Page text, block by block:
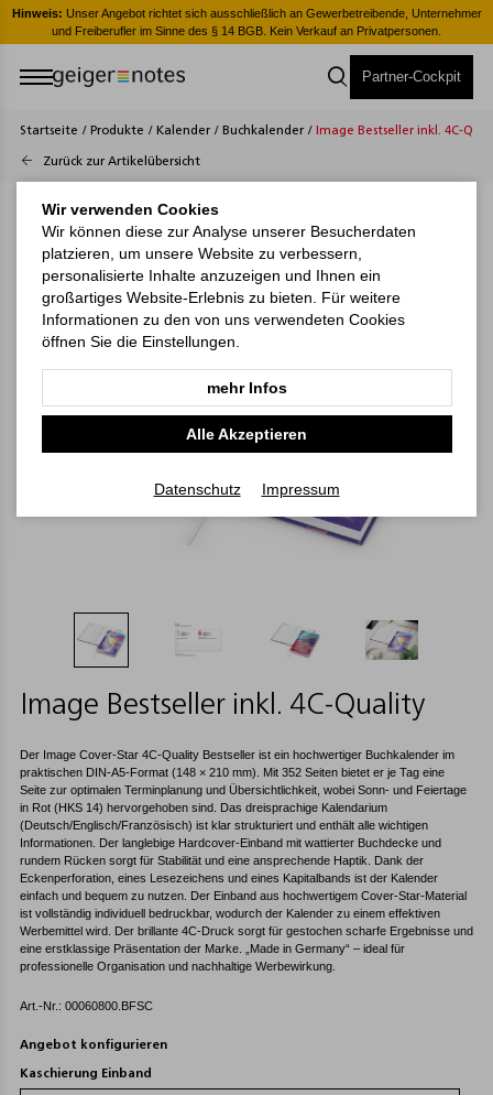
Hinweis: Unser Angebot richtet sich ausschließlich an Gewerbetreibende, Unternehmer
und Freiberufler im Sinne des § 14 BGB. Kein Verkauf an Privatpersonen.
Partner-Cockpit
Startseite / Produkte / Kalender / Buchkalender / Image Bestseller inkl. 4C-
Zurück zur Artikelübersicht
Image Bestseller inkl. 4C-Quality
Der Image Cover-Star 4C-Quality Bestseller ist ein hochwertiger Buchkalender im
praktischen DIN-A5-Format (148 × 210 mm). Mit 352 Seiten bietet er je Tag eine
Seite zur optimalen Terminplanung und Übersichtlichkeit, wobei Sonn- und Feiertage
in Rot (HKS 14) hervorgehoben sind. Das dreisprachige Kalendarium
(Deutsch/Englisch/Französisch) ist klar strukturiert und enthält alle wichtigen
Informationen. Der langlebige Hardcover-Einband mit wattierter Buchdecke und
rundem Rücken sorgt für Stabilität und eine ansprechende Haptik. Dank der
Eckenperforation, eines Lesezeichens und eines Kapitalbands ist der Kalender
einfach und bequem zu nutzen. Der Einband aus hochwertigem Cover-Star-Material
ist vollständig individuell bedruckbar, wodurch der Kalender zu einem effektiven
Werbemittel wird. Der brillante 4C-Druck sorgt für gestochen scharfe Ergebnisse und
eine erstklassige Präsentation der Marke. „Made in Germany“ – ideal für
professionelle Organisation und nachhaltige Werbewirkung.
Art.-Nr.: 00060800.BFSC
Angebot konfigurieren
Kaschierung Einband
Wir verwenden Cookies
Wir können diese zur Analyse unserer Besucherdaten
platzieren, um unsere Website zu verbessern,
personalisierte Inhalte anzuzeigen und Ihnen ein
großartiges Website-Erlebnis zu bieten. Für weitere
Informationen zu den von uns verwendeten Cookies
öffnen Sie die Einstellungen.
mehr Infos
Alle Akzeptieren
Datenschutz Impressum